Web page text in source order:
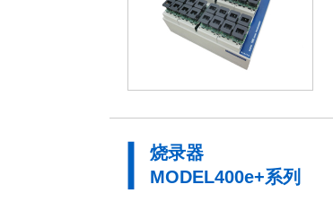
烧录器
MODEL400e+系列